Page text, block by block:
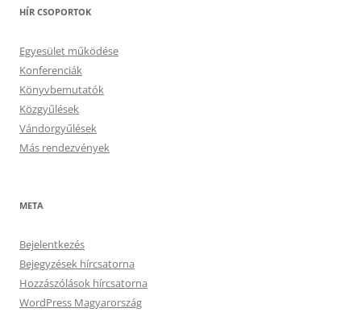
HÍR CSOPORTOK
Egyesület működése
Konferenciák
Könyvbemutatók
Közgyűlések
Vándorgyűlések
Más rendezvények
META
Bejelentkezés
Bejegyzések hírcsatorna
Hozzászólások hírcsatorna
WordPress Magyarország